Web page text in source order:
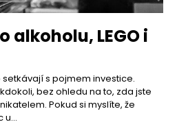
alkoholu, LEGO i
s pojmem investice.
bez ohledu na to, zda jste
Pokud si myslíte, že
u...